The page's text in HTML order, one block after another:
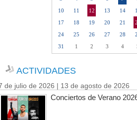
10
11 12 13 14
17
18 19 20 21
24
25 26 27 28
31
1 2 3 4
ACTIVIDADES
de julio de 2026 | 13 de agosto de 2026
Conciertos de Verano